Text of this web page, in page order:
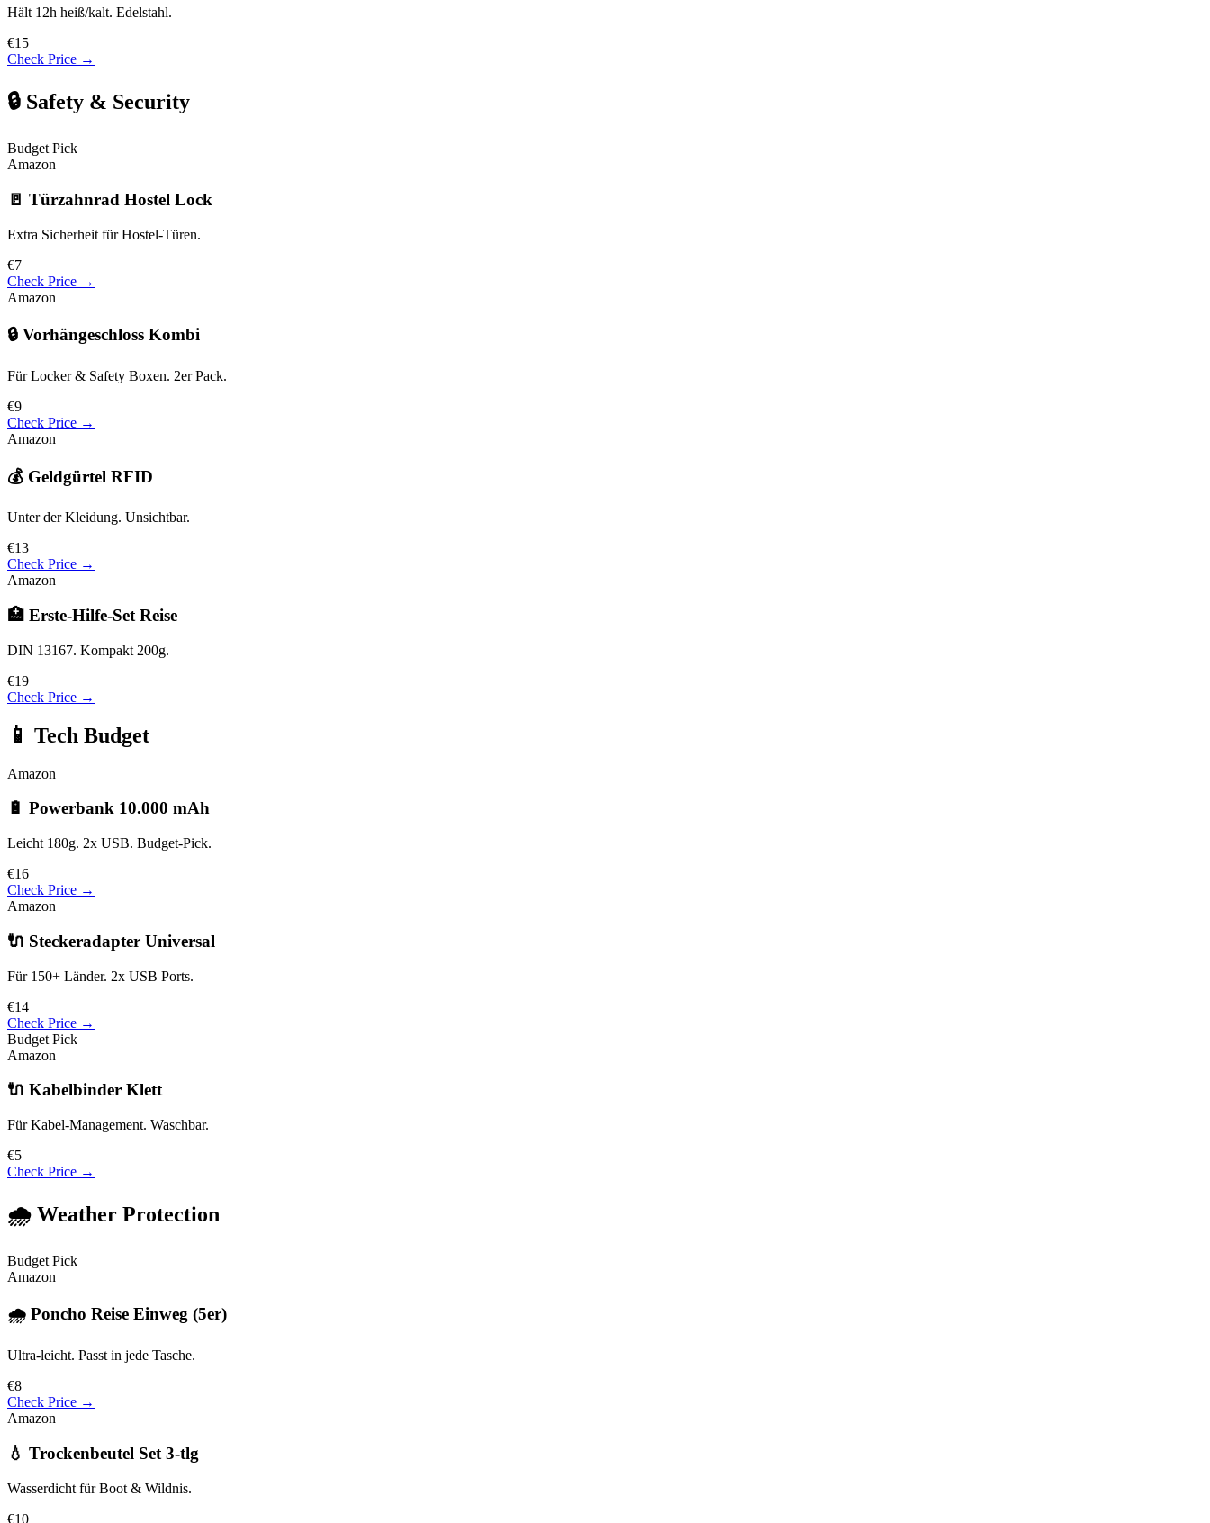
Hält 12h heiß/kalt. Edelstahl.
€15
Check Price →
🔒 Safety & Security
Budget Pick
Amazon
🚪 Türzahnrad Hostel Lock
Extra Sicherheit für Hostel-Türen.
€7
Check Price →
Amazon
🔒 Vorhängeschloss Kombi
Für Locker & Safety Boxen. 2er Pack.
€9
Check Price →
Amazon
💰 Geldgürtel RFID
Unter der Kleidung. Unsichtbar.
€13
Check Price →
Amazon
🏥 Erste-Hilfe-Set Reise
DIN 13167. Kompakt 200g.
€19
Check Price →
📱 Tech Budget
Amazon
🔋 Powerbank 10.000 mAh
Leicht 180g. 2x USB. Budget-Pick.
€16
Check Price →
Amazon
🔌 Steckeradapter Universal
Für 150+ Länder. 2x USB Ports.
€14
Check Price →
Budget Pick
Amazon
🔌 Kabelbinder Klett
Für Kabel-Management. Waschbar.
€5
Check Price →
🌧️ Weather Protection
Budget Pick
Amazon
🌧️ Poncho Reise Einweg (5er)
Ultra-leicht. Passt in jede Tasche.
€8
Check Price →
Amazon
💧 Trockenbeutel Set 3-tlg
Wasserdicht für Boot & Wildnis.
€10